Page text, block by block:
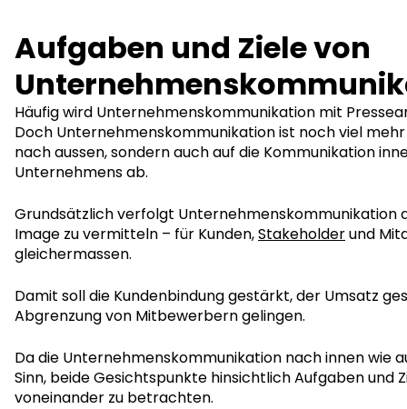
Aufgaben und Ziele von
Häufig wird Unternehmenskommunikation mit
Doch Unternehmenskommunikation ist noch viel
nach aussen, sondern auch auf die Kommunikation
Unternehmens ab.
Grundsätzlich verfolgt Unternehmenskommunikation
Image zu vermitteln – für Kunden,Stakeholderund
gleichermassen.
Damit soll die Kundenbindung gestärkt, der Umsatz
Abgrenzung von Mitbewerbern gelingen.
Da die Unternehmenskommunikation nach innen wie
Sinn, beide Gesichtspunkte hinsichtlich Aufgaben und
voneinander zu betrachten.